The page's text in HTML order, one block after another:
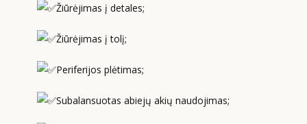
Žiūrėjimas į detales;
Žiūrėjimas į tolį;
Periferijos plėtimas;
Subalansuotas abiejų akių naudojimas;